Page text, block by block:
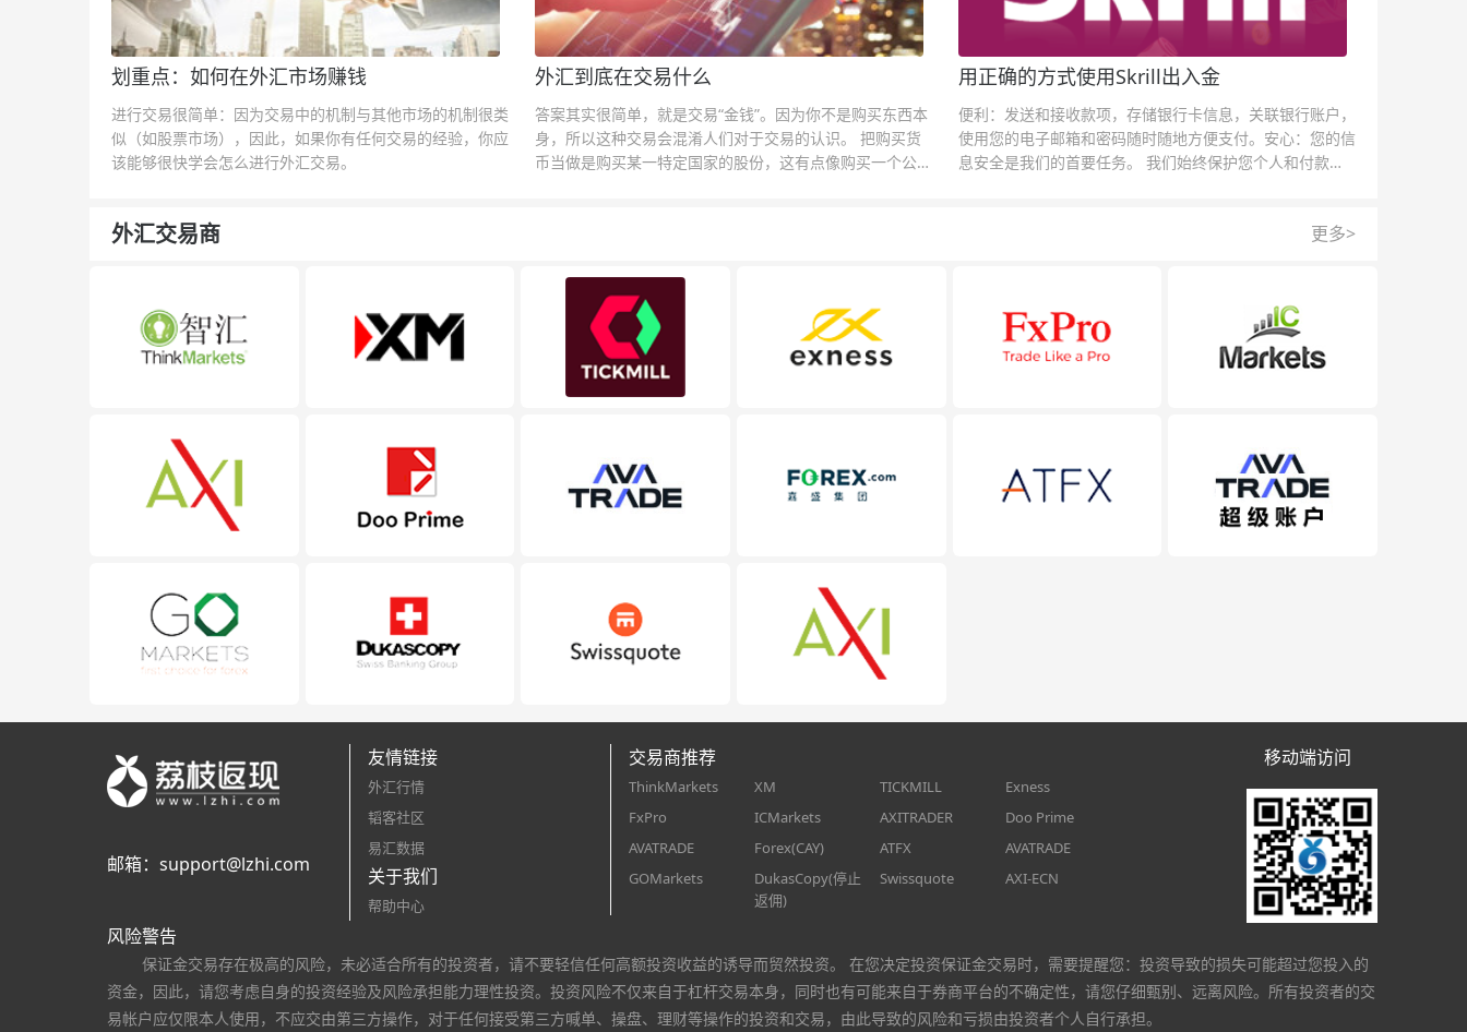
划重点：如何在外汇市场赚钱
进行交易很简单：因为交易中的机制与其他市场的机制很类
似（如股票市场），因此，如果你有任何交易的经验，你应
该能够很快学会怎么进行外汇交易。
外汇到底在交易什么
答案其实很简单，就是交易“金钱”。因为你不是购买东西本
身，所以这种交易会混淆人们对于交易的认识。 把购买货
币当做是购买某一特定国家的股份，这有点像购买一个公司
用正确的方式使用Skrill出入金
便利：发送和接收款项，存储银行卡信息，关联银行账户，
使用您的电子邮箱和密码随时随地方便支付。安心：您的信
息安全是我们的首要任务。 我们始终保护您个人和付款信
外汇交易商 更多>
邮箱： support@lzhi.com
友情链接
外汇行情
韬客社区
易汇数据
关于我们
帮助中心
交易商推荐
ThinkMarkets XM TICKMILL
Exness
FxPro
ICMarkets AXITRADER
Doo Prime
AVATRADE
Forex(CAY) ATFX
AVATRADE
GOMarkets
DukasCopy(停止
返佣)
Swissquote AXI-ECN
移动端访问
风险警告
保证金交易存在极高的风险，未必适合所有的投资者，请不要轻信任何高额投资收益的诱导而贸然投资。 在您决定投资保证金交易时，需要提醒您：投资导致的损失可能超过您投入的
资金，因此，请您考虑自身的投资经验及风险承担能力理性投资。投资风险不仅来自于杠杆交易本身，同时也有可能来自于券商平台的不确定性，请您仔细甄别、远离风险。所有投资者的交
易帐户应仅限本人使用，不应交由第三方操作，对于任何接受第三方喊单、操盘、理财等操作的投资和交易，由此导致的风险和亏损由投资者个人自行承担。